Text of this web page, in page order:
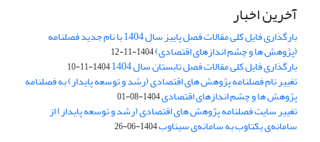
آخرین اخبار
بارگذاری فایل کلی مقالات فصل پاییز سال 1404 با نام جدید فصلنامه
(پژوهش ها و چشم اندازهای اقتصادی)1404-11-12
بارگذاری فایل کلی مقالات فصل تابستان سال 1404 1404-11-10
تغییر نام فصلنامه پژوهش های اقتصادی (رشد و توسعه پایدار) به فصلنامه
پژوهش ها و چشم اندازهای اقتصادی1404-08-01
تغییر سایت فصلنامه پژوهش های اقتصادی (رشد و توسعه پایدار) از
سامانه‌ی یکتاوب به سامانه‌ی سیناوب1404-06-26